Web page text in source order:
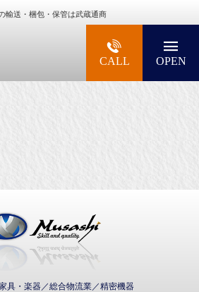
輸送・梱包・保管は武蔵通商
精密機械・美術品・高級楽器の梱包・輸送
CALL OPEN
具・楽器／総合物流業／精密機器